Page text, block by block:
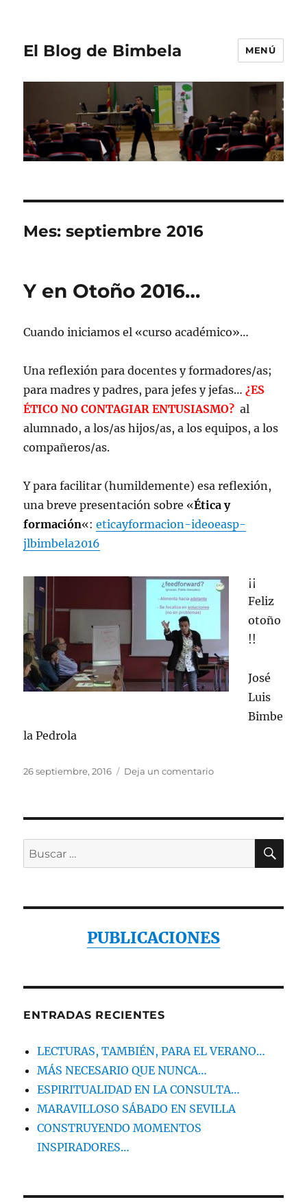
El Blog de Bimbela MENÚ
Mes:septiembre 2016
Y en Otoño 2016…
Cuando iniciamos el «curso académico»…
Una reflexión para docentes y formadores/as;
para madres y padres, para jefes y jefas…¿ES
ÉTICO NO CONTAGIAR ENTUSIASMO? al
alumnado, a los/as hijos/as, a los equipos, a los
compañeros/as.
Y para facilitar (humildemente) esa reflexión,
una breve presentación sobre «Ética y
formación«:eticayformacion-ideoeasp-
jlbimbela2016
¡¡
Feliz
otoño
!!
José
Luis
Bimbe
la Pedrola
Publicado
26 septiembre, 2016 Deja un comentarioen
Buscar
por:
PUBLICACIONES
ENTRADAS RECIENTES
LECTURAS, TAMBIÉN, PARA EL VERANO…
MÁS NECESARIO QUE NUNCA…
ESPIRITUALIDAD EN LA CONSULTA…
MARAVILLOSO SÁBADO EN SEVILLA
CONSTRUYENDO MOMENTOS
INSPIRADORES…